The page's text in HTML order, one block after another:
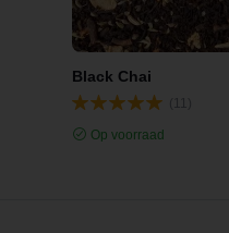
Black Chai
Op voorraad